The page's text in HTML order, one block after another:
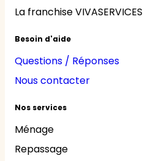
La franchise VIVASERVICES
Besoin d'aide
Questions / Réponses
Nous contacter
Nos services
Ménage
Repassage